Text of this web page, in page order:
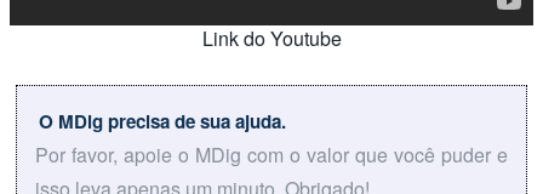
Link do Youtube
O MDig precisa de sua ajuda.
Por favor, apoie o MDig com o valor que você puder e